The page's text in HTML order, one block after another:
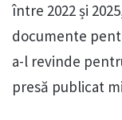
între 2022 și
documente
a-l revinde
presă publicat